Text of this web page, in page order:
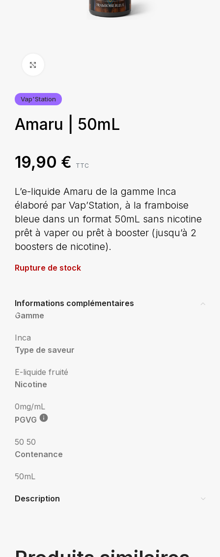
Vap'Station
Amaru | 50mL
19,90 € TTC
L’e-liquide Amaru de la gamme Inca
élaboré par Vap’Station, à la framboise
bleue dans un format 50mL sans nicotine
prêt à vaper ou prêt à booster (jusqu’à 2
boosters de nicotine).
Rupture de stock
Informations complémentaires
Gamme
Inca
Type de saveur
E-liquide fruité
Nicotine
0mg/mL
PGVG
50 50
Contenance
50mL
Description